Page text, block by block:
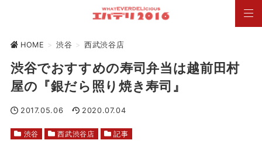
HOME > 渋谷 > 西武渋谷店
渋谷でおすすめの寿司弁当は越前田村
屋の『銀だら照り焼き寿司』
2017.05.06 2020.07.04
渋谷 西武渋谷店 記事